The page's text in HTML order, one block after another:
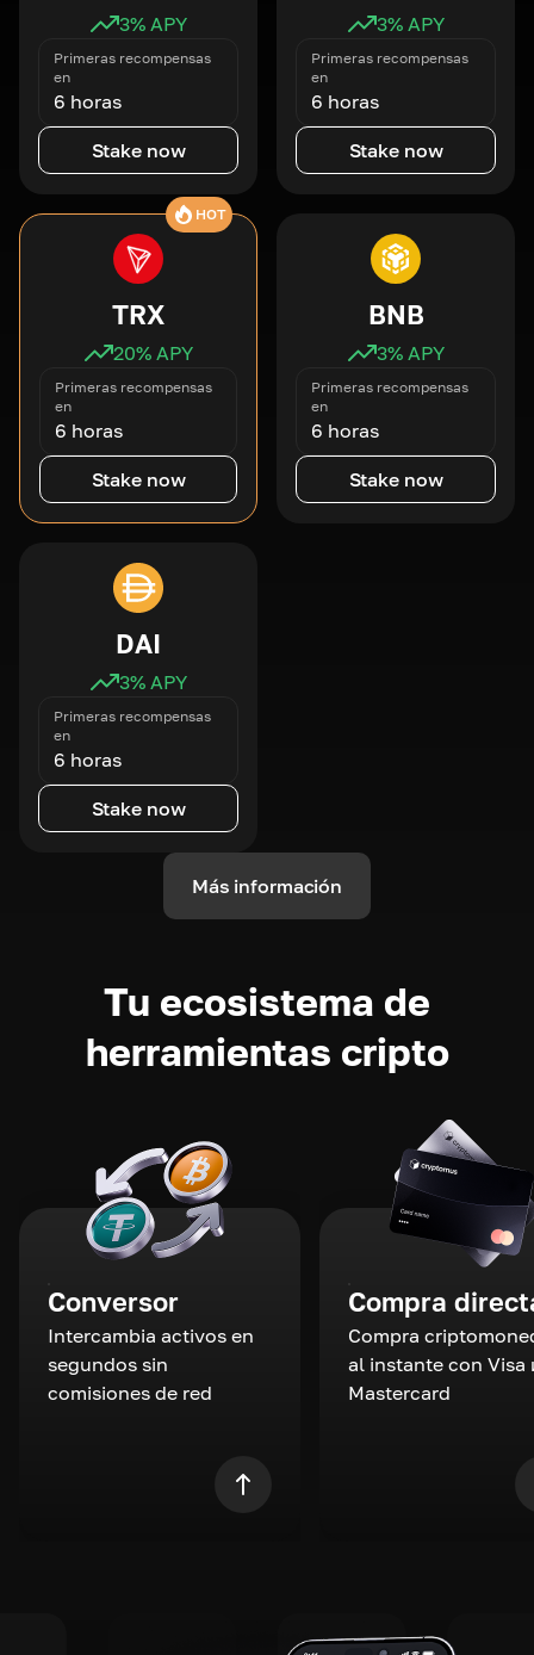
3% APY
Primeras recompensas
en
6 horas
Stake now
3% APY
Primeras recompensas
en
6 horas
Stake now
HOT
TRX
20% APY
Primeras recompensas
en
6 horas
Stake now
BNB
3% APY
Primeras recompensas
en
6 horas
Stake now
DAI
3% APY
Primeras recompensas
en
6 horas
Stake now
Más información
Tu ecosistema de
herramientas cripto
Conversor
Intercambia activos en
segundos sin
comisiones de red
Compra
Compra
al instante con Visa
Mastercard